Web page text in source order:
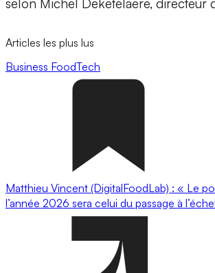
selon Michel Deketelaere, directeur
Articles les plus lus
Business FoodTech
Matthieu Vincent (DigitalFoodLab) : « Le
l’année 2026 sera celui du passage à